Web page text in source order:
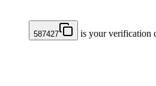
587427
is your verification